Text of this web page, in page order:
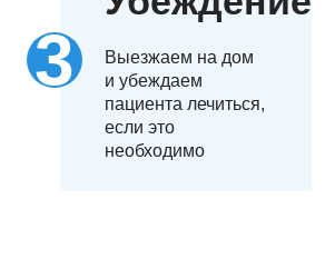
Выезжаем на дом
и убеждаем
пациента лечиться,
если это
необходимо